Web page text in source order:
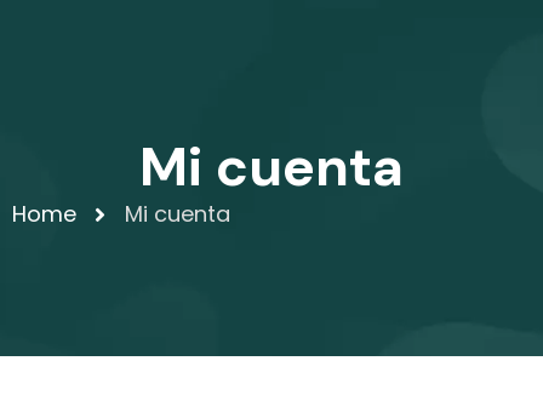
Mi cuenta
Home Mi cuenta